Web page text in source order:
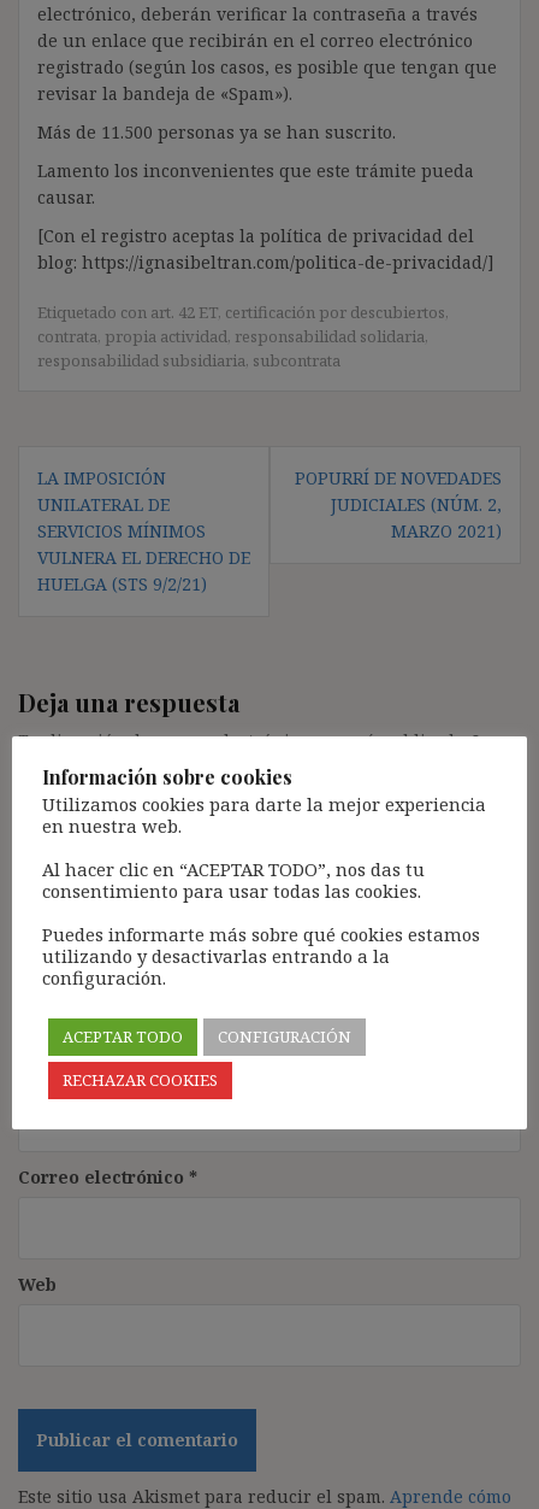
electrónico, deberán verificar la contraseña a través
de un enlace que recibirán en el correo electrónico
registrado (según los casos, es posible que tengan que
revisar la bandeja de «Spam»).
Más de 11.500 personas ya se han suscrito.
Lamento los inconvenientes que este trámite pueda
causar.
[Con el registro aceptas la política de privacidad del
blog: https://ignasibeltran.com/politica-de-privacidad/]
Etiquetado con art. 42 ET, certificación por descubiertos,
contrata, propia actividad, responsabilidad solidaria,
responsabilidad subsidiaria, subcontrata
Navegación
de
entradas
LA IMPOSICIÓN
UNILATERAL DE
SERVICIOS MÍNIMOS
VULNERA EL DERECHO DE
HUELGA (STS 9/2/21)
POPURRÍ DE NOVEDADES
JUDICIALES (NÚM. 2,
MARZO 2021)
Deja una respuesta
Tu dirección de correo electrónico no será publicada. Los
campos obligatorios están marcados con
Comentario*
Nombre*
Correo electrónico *
Web
Este sitio usa Akismet para reducir el spam. Aprende cómo
Información sobre cookies
Utilizamos cookies para darte la mejor experiencia
en nuestra web.
Al hacer clic en “ACEPTAR TODO”, nos das tu
consentimiento para usar todas las cookies.
Puedes informarte más sobre qué cookies estamos
utilizando y desactivarlas entrando a la
configuración.
ACEPTAR TODO
CONFIGURACIÓN
RECHAZAR COOKIES